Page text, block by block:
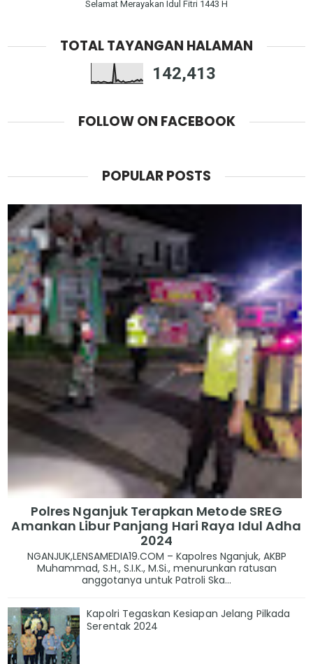
Selamat Merayakan Idul Fitri 1443 H
TOTAL TAYANGAN HALAMAN
142,413
FOLLOW ON FACEBOOK
POPULAR POSTS
Polres Nganjuk Terapkan Metode SREG
Amankan Libur Panjang Hari Raya Idul Adha
2024
NGANJUK,LENSAMEDIA19.COM – Kapolres Nganjuk, AKBP
Muhammad, S.H., S.I.K., M.Si., menurunkan ratusan
anggotanya untuk Patroli Ska...
Kapolri Tegaskan Kesiapan Jelang Pilkada
Serentak 2024